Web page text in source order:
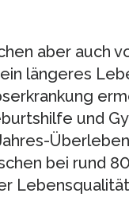
aber auch
längeres
und
bei rund